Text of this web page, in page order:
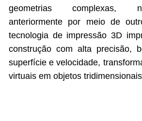
geometrias complexas,
anteriormente por meio de
tecnologia de impressão 3D
construção com alta precisão,
superfície e velocidade,
virtuais em objetos